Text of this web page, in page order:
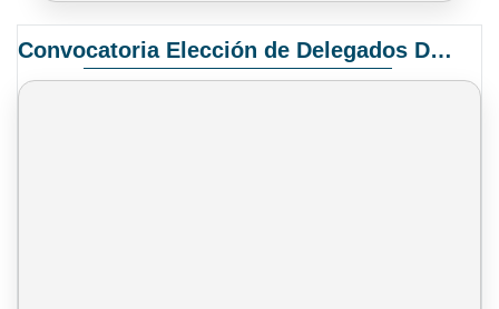
Convocatoria Elección de Delegados Docentes para el XIV Congreso Nacional de Universidades